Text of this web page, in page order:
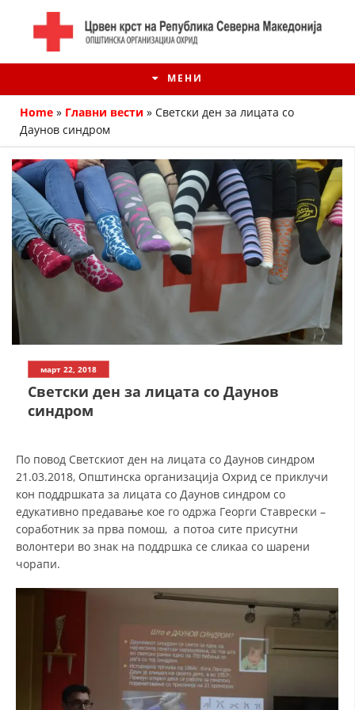
МЕНИ
ИСТОРИЈАТ НА ЦКРМ
СТРУКТУРА НА ОРГАНИЗАЦИЈАТА
КОНТАКТ ИНФОРМАЦИИ
ЗАКОН ЗА ЦКРМ
СТАТУТ НА ЦКРМ
РАКОВОДЕН ОДБОР
СОБРАНИЕ
СТРУКТУРА И ОРГАНИЗАЦИОНА ПОСТАВЕНОСТ
Home » Главни вести » Светски ден за лицата со
Даунов синдром
март 22, 2018
Светски ден за лицата со Даунов
синдром
По повод Светскиот ден на лицата со Даунов синдром
21.03.2018, Општинска организација Охрид се приклучи
кон поддршката за лицата со Даунов синдром со
едукативно предавање кое го одржа Георги Ставрески –
соработник за прва помош, а потоа сите присутни
волонтери во знак на поддршка се сликаа со шарени
чорапи.